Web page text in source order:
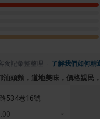
食記彙整整理 了解我們如何精
頭麵，道地美味，價格親民
534巷16號